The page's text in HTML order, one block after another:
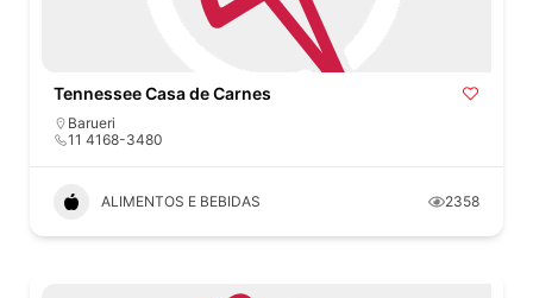
Tennessee Casa de Carnes
Barueri
11 4168-3480
ALIMENTOS E BEBIDAS 2358